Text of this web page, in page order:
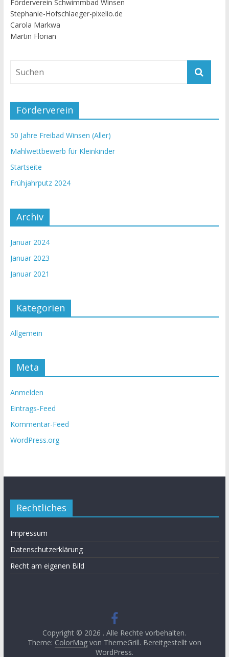
Förderverein Schwimmbad Winsen
Stephanie-Hofschlaeger-pixelio.de
Carola Markwa
Martin Florian
Förderverein
50 Jahre Freibad Winsen (Aller)
Mahlwettbewerb für Kleinkinder
Startseite
Frühjahrputz 2024
Archiv
Januar 2024
Januar 2023
Januar 2021
Kategorien
Allgemein
Meta
Anmelden
Eintrags-Feed
Kommentar-Feed
WordPress.org
Rechtliches
Impressum
Datenschutzerklärung
Recht am eigenen Bild
Copyright © 2026 . Alle Rechte vorbehalten.
Theme: ColorMagvon ThemeGrill. Bereitgestellt von
WordPress.